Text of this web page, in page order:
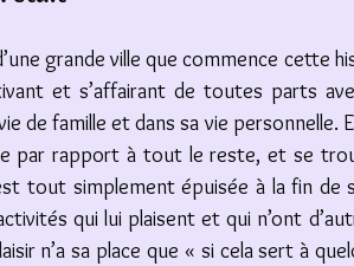
grande ville que commence cette
et s’affairant de toutes parts
de famille et dans sa vie
par rapport à tout le reste, et se
tout simplement épuisée à la fin de
qui lui plaisent et qui n’ont
n’a sa place que « si cela sert à